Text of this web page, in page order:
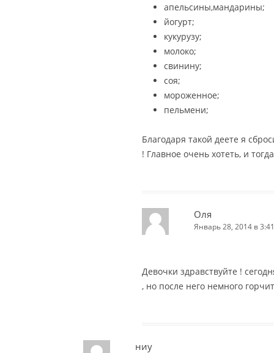
апельсины,мандарины;
йогурт;
кукурузу;
молоко;
свинину;
соя;
мороженное;
пельмени;
Благодаря такой деете я
! Главное очень хотеть, и
Оля
Январь 28, 2014 в
Девочки здравствуйте !
, но после него немного
ниу